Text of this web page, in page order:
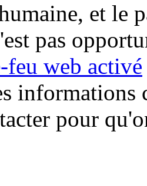
et le
pas
feu web activé
informations
pour